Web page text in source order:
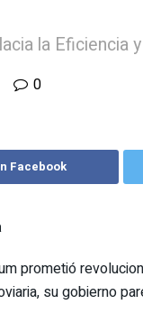
la Eficiencia
0
Facebook
prometió
su gobierno